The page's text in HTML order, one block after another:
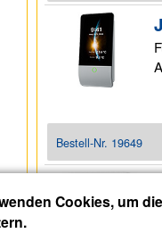
Bestell-Nr. 19649
Cookies, um